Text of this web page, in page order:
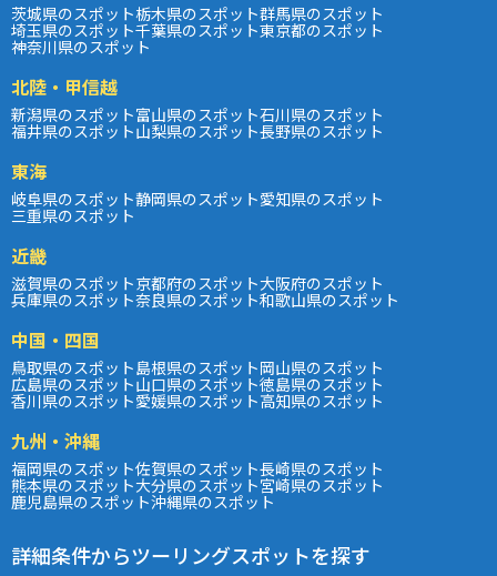
茨城県のスポット栃木県のスポット群馬県のスポット
埼玉県のスポット千葉県のスポット東京都のスポット
神奈川県のスポット
北陸・甲信越
新潟県のスポット富山県のスポット石川県のスポット
福井県のスポット山梨県のスポット長野県のスポット
東海
岐阜県のスポット静岡県のスポット愛知県のスポット
三重県のスポット
近畿
滋賀県のスポット京都府のスポット大阪府のスポット
兵庫県のスポット奈良県のスポット和歌山県のスポット
中国・四国
鳥取県のスポット島根県のスポット岡山県のスポット
広島県のスポット山口県のスポット徳島県のスポット
香川県のスポット愛媛県のスポット高知県のスポット
九州・沖縄
福岡県のスポット佐賀県のスポット長崎県のスポット
熊本県のスポット大分県のスポット宮崎県のスポット
鹿児島県のスポット沖縄県のスポット
詳細条件からツーリングスポットを探す